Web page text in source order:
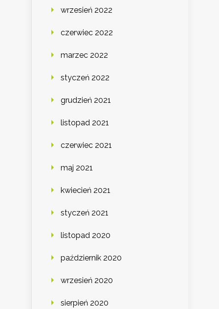
wrzesień 2022
czerwiec 2022
marzec 2022
styczeń 2022
grudzień 2021
listopad 2021
czerwiec 2021
maj 2021
kwiecień 2021
styczeń 2021
listopad 2020
październik 2020
wrzesień 2020
sierpień 2020